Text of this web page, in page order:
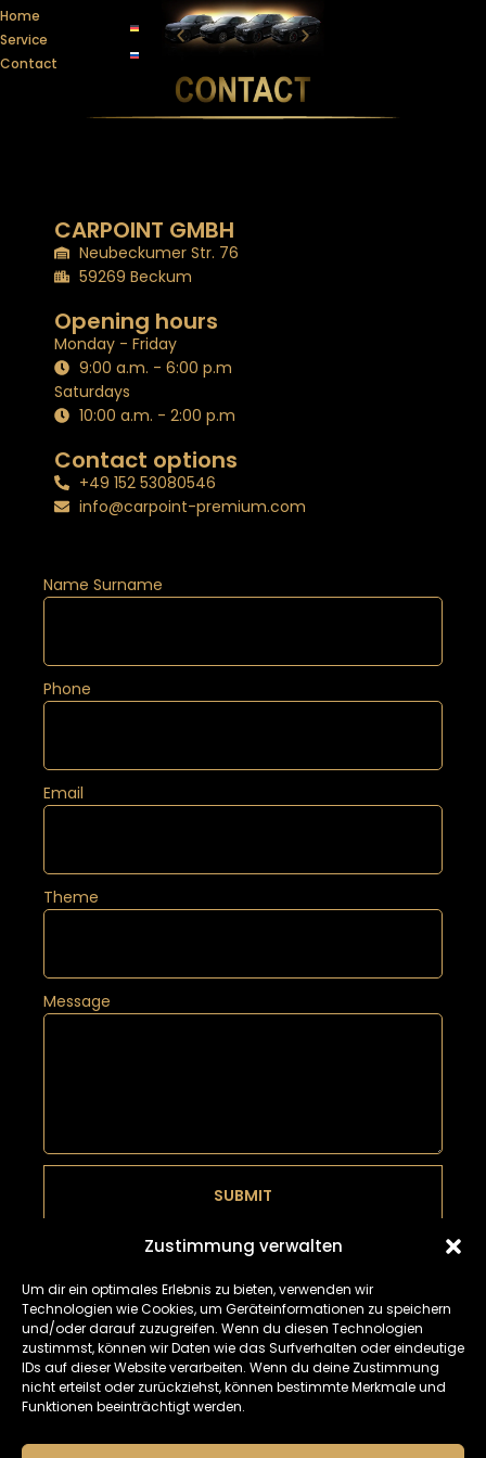
Zustimmung verwalten
Um dir ein optimales Erlebnis zu bieten, verwenden wir
Technologien wie Cookies, um Geräteinformationen zu speichern
und/oder darauf zuzugreifen. Wenn du diesen Technologien
zustimmst, können wir Daten wie das Surfverhalten oder eindeutige
IDs auf dieser Website verarbeiten. Wenn du deine Zustimmung
nicht erteilst oder zurückziehst, können bestimmte Merkmale und
Funktionen beeinträchtigt werden.
Home
Service
Contact
CARPOINT GMBH
Neubeckumer Str. 76
59269 Beckum
Opening hours
Monday - Friday
9:00 a.m. - 6:00 p.m
Saturdays
10:00 a.m. - 2:00 p.m
Contact options
+49 152 53080546
info@carpoint-premium.com
Name Surname
Phone
Email
Theme
Message
SUBMIT
IMPRINT